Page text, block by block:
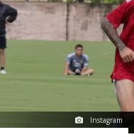
Instagram